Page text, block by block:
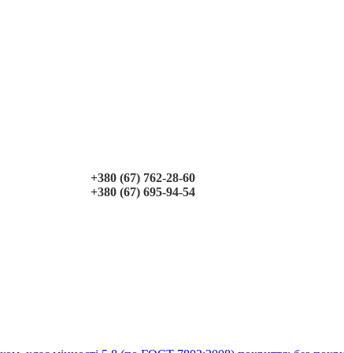
+380 (67) 762-28-60
+380 (67) 695-94-54